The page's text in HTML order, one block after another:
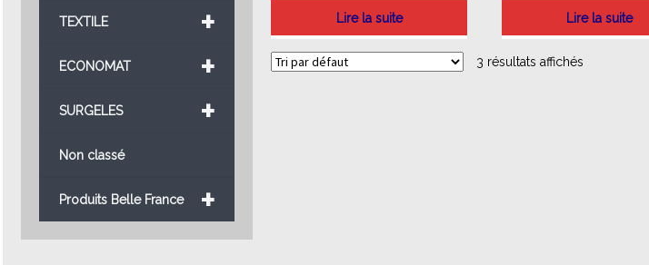
Lire la suite Lire la suite
3 résultats affichés
+
TEXTILE
+
ECONOMAT
+
SURGELES
Non classé
+
Produits Belle France